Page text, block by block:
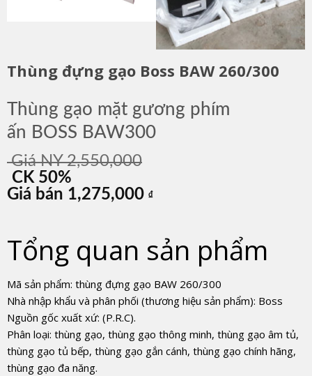
Thùng đựng gạo Boss BAW 260/300
Thùng gạo mặt gương phím
ấn BOSS BAW300
Giá NY 2,550,000
CK 50%
Giá bán 1,275,000 ₫
Tổng quan sản phẩm
Mã sản phẩm: thùng đựng gạo BAW 260/300
Nhà nhập khẩu và phân phối (thương hiệu sản phẩm): Boss
Nguồn gốc xuất xứ: (P.R.C).
Phân loại: thùng gạo, thùng gạo thông minh, thùng gạo âm tủ,
thùng gạo tủ bếp, thùng gạo gắn cánh, thùng gạo chính hãng,
thùng gạo đa năng.